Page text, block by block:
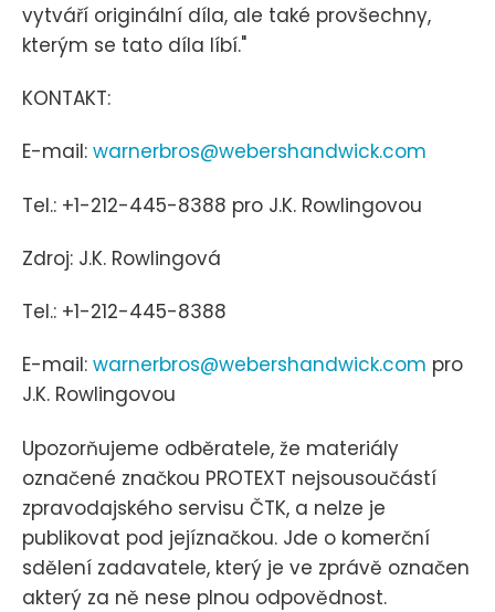
vytváří originální díla, ale také provšechny,
kterým se tato díla líbí."
KONTAKT:
E-mail: warnerbros@webershandwick.com
Tel.: +1-212-445-8388 pro J.K. Rowlingovou
Zdroj: J.K. Rowlingová
Tel.: +1-212-445-8388
E-mail: warnerbros@webershandwick.com pro
J.K. Rowlingovou
Upozorňujeme odběratele, že materiály
označené značkou PROTEXT nejsousoučástí
zpravodajského servisu ČTK, a nelze je
publikovat pod jejíznačkou. Jde o komerční
sdělení zadavatele, který je ve zprávě označen
akterý za ně nese plnou odpovědnost.